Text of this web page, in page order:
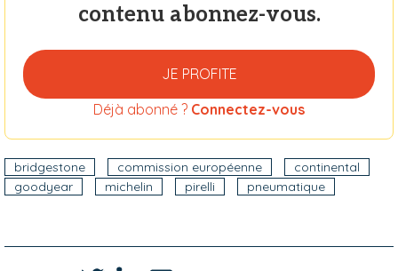
contenu abonnez-vous.
JE PROFITE
Déjà abonné ? Connectez-vous
bridgestone commission européenne
continental
goodyear
michelin pirelli pneumatique